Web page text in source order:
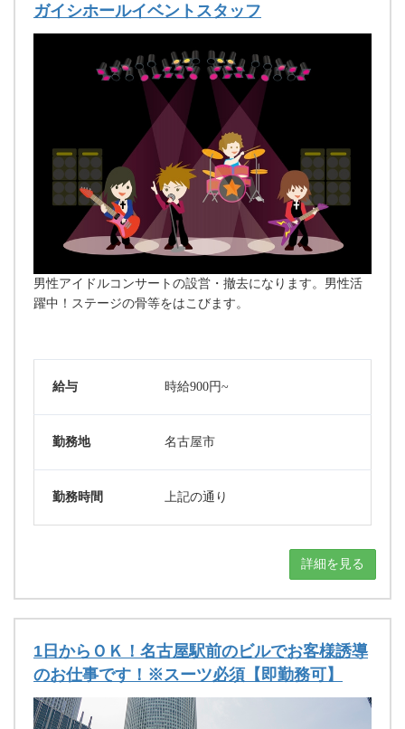
ガイシホールイベントスタッフ
男性アイドルコンサートの設営・撤去になります。男性活
躍中！ステージの骨等をはこびます。
給与 時給900円~
勤務地 名古屋市
勤務時間 上記の通り
詳細を見る
1日からＯＫ！名古屋駅前のビルでお客様誘導
のお仕事です！※スーツ必須【即勤務可】